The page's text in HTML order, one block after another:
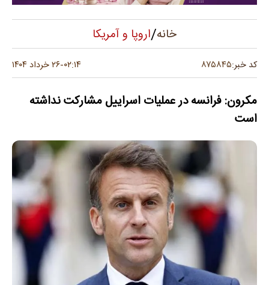
خانه/اروپا و آمریکا
کد خبر:۸۷۵۸۴۵ ۰۲:۱۴-۲۶ خرداد ۱۴۰۴
مکرون: فرانسه در عملیات اسراییل مشارکت نداشته
است